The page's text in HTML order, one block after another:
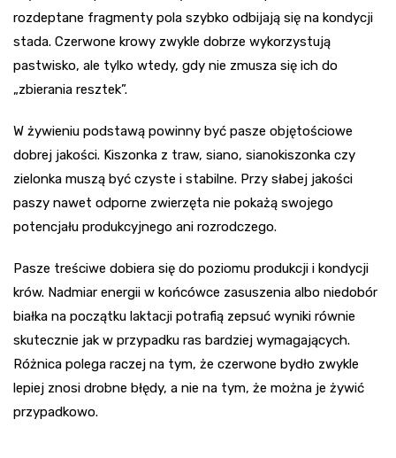
rozdeptane fragmenty pola szybko odbijają się na kondycji
stada. Czerwone krowy zwykle dobrze wykorzystują
pastwisko, ale tylko wtedy, gdy nie zmusza się ich do
„zbierania resztek”.
W żywieniu podstawą powinny być pasze objętościowe
dobrej jakości. Kiszonka z traw, siano, sianokiszonka czy
zielonka muszą być czyste i stabilne. Przy słabej jakości
paszy nawet odporne zwierzęta nie pokażą swojego
potencjału produkcyjnego ani rozrodczego.
Pasze treściwe dobiera się do poziomu produkcji i kondycji
krów. Nadmiar energii w końcówce zasuszenia albo niedobór
białka na początku laktacji potrafią zepsuć wyniki równie
skutecznie jak w przypadku ras bardziej wymagających.
Różnica polega raczej na tym, że czerwone bydło zwykle
lepiej znosi drobne błędy, a nie na tym, że można je żywić
przypadkowo.